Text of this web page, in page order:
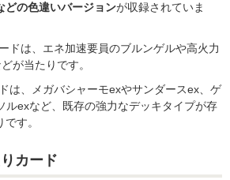
どの色違いバージョンが収録されていま
ドは、エネ加速要員のブルンゲルや高火力
が当たりです。
は、メガバシャーモexやサンダースex、ゲ
ルexなど、既存の強力なデッキタイプが存
す。
カード